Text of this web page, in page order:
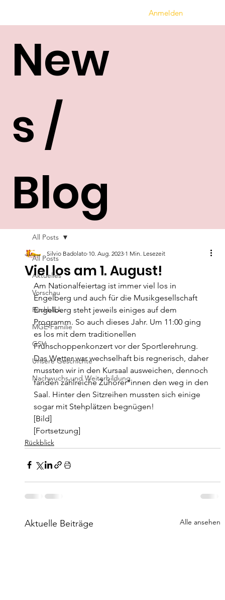
Anmelden
New
s /
Blog
All Posts
Aktuelles
Vorschau
Rückblick
MGE-Familie
GSV
Unsere Geschichte
Nachwuchs und Weiterbildung
All Posts
Viel los am 1. August!
Silvio Badolato 10. Aug. 2023 1 Min. Lesezeit
Am Nationalfeiertag ist immer viel los in
Engelberg und auch für die Musikgesellschaft
Engelberg steht jeweils einiges auf dem
Programm. So auch dieses Jahr. Um 11:00 ging
es los mit dem traditionellen
Frühschoppenkonzert vor der Sportlerehrung.
Das Wetter war wechselhaft bis regnerisch, daher
mussten wir in den Kursaal ausweichen, dennoch
fanden zahlreiche Zuhörer*innen den weg in den
Saal. Hinter den Sitzreihen mussten sich einige
sogar mit Stehplätzen begnügen!
[Bild]
[Fortsetzung]
Rückblick
Aktuelle Beiträge Alle ansehen